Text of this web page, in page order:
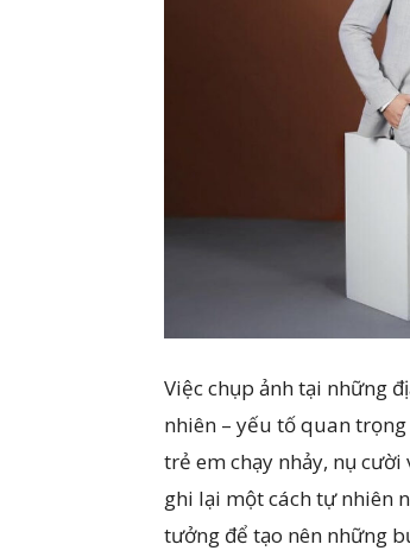
Việc chụp ảnh tại những
nhiên – yếu tố quan
trẻ em chạy nhảy, nụ
ghi lại một cách tự nhiên
tưởng để tạo nên những